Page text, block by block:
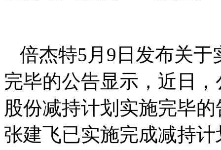
倍杰特5月9日发布关
完毕的公告显示，近日
股份减持计划实施完毕
张建飞已实施完成减持计